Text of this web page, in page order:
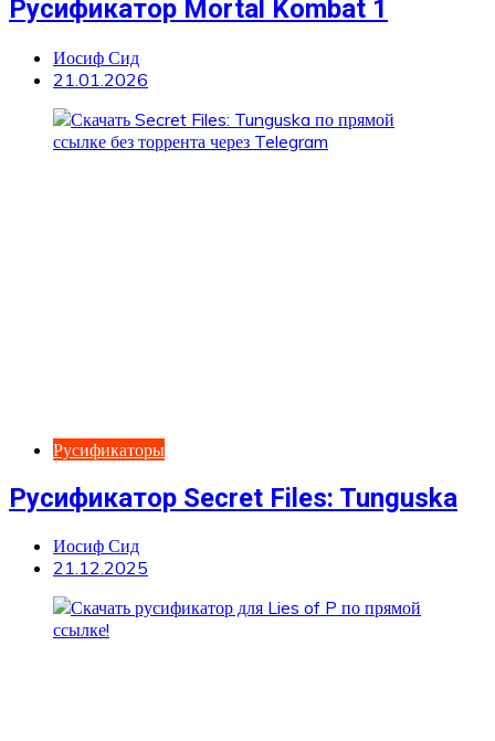
Русификатор Mortal Kombat 1
Иосиф Сид
21.01.2026
Русификаторы
Русификатор Secret Files: Tunguska
Иосиф Сид
21.12.2025